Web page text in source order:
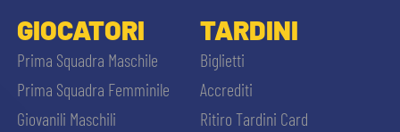
GIOCATORI
Prima Squadra Maschile
Prima Squadra Femminile
Giovanili Maschili
TARDINI
Biglietti
Accrediti
Ritiro Tardini Card